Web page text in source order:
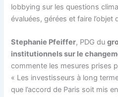
lobbying sur les questions
évaluées, gérées et faire
Stephanie Pfeiffer, PDG du
institutionnels sur le
commente les mesures prises
« Les investisseurs à long
que l’accord de Paris soit mis